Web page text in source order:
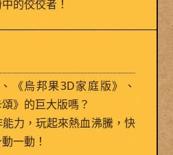
的佼佼者！
《烏邦果3D家庭版》、
》的巨大版嗎？
力，玩起來熱血沸騰，快
一動！